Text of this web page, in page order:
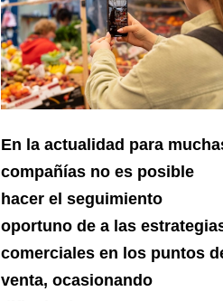
En la actualidad para
compañías no es posible
hacer el seguimiento
oportuno de a las
comerciales en los puntos
venta, ocasionando